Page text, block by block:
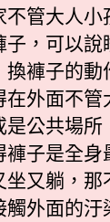
不管大人
子，可以
換褲子的
在外面不
是公共場
褲子是全
坐又躺，
觸外面的汙